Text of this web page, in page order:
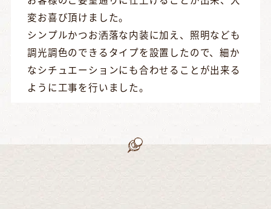
変お喜び頂けました。
シンプルかつお洒落な内装に加え、照明なども
調光調色のできるタイプを設置したので、細か
なシチュエーションにも合わせることが出来る
ように工事を行いました。